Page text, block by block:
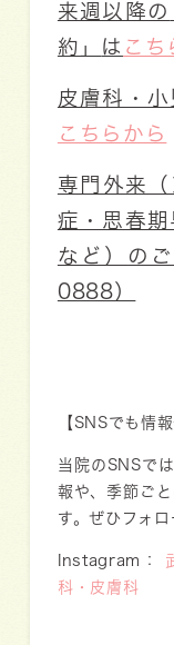
来週以降の
約」 は こち
皮膚科・
こちらから
専門外来
症・思春
など）
の
0888）
【SNSでも情
当院のSNSで
報や、季節ご
す。ぜひフォロ
Instagram：
科・皮膚科